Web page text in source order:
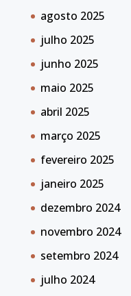
agosto 2025
julho 2025
junho 2025
maio 2025
abril 2025
março 2025
fevereiro 2025
janeiro 2025
dezembro 2024
novembro 2024
setembro 2024
julho 2024